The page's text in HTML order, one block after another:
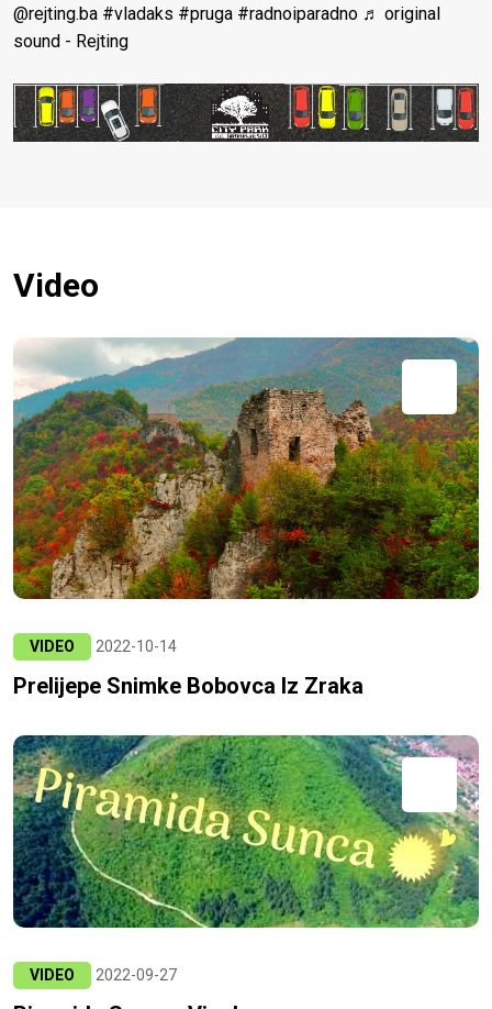
@rejting.ba #vladaks #pruga #radnoiparadno ♬ original
sound - Rejting
Video
VIDEO 2022-10-14
Prelijepe Snimke Bobovca Iz Zraka
VIDEO 2022-09-27